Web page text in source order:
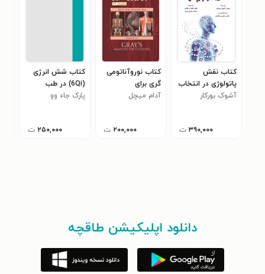
کتاب نقش
پاتولوژی در انتخاب
داروی هومیوپاتی
آشوک بورکار
۳۹۰,۰۰۰ ت
کتاب نوروآناتومی
گری برای
دانشجویان
آدام میچل
۲۰۰,۰۰۰ ت
کتاب شش انرژی
(6Qi) در طب
سوزنی و سوجوک
پارک جاء وو
۲۵۰,۰۰۰ ت
دانلود اپلیکیشن طاقچه